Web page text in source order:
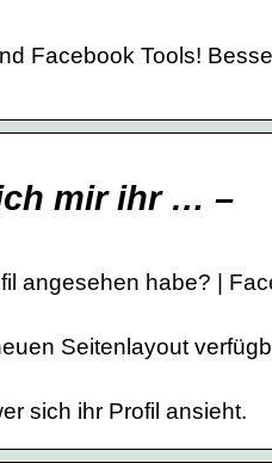
Facebook Tools!
mir ihr … –
angesehen habe? |
Seitenlayout
sich ihr Profil ansieht.